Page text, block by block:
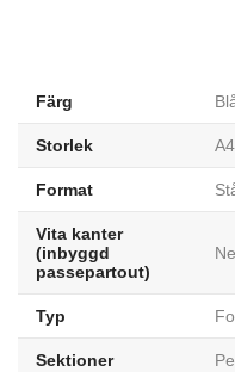
Färg
Storlek
Format
Vita kanter
(inbyggd
passepartout)
Typ
Sektioner